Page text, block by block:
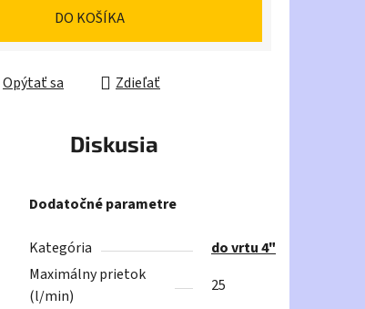
DO KOŠÍKA
Opýtať sa Zdieľať
Diskusia
Dodatočné parametre
Kategória
do vrtu 4"
Maximálny prietok
(l/min)
25